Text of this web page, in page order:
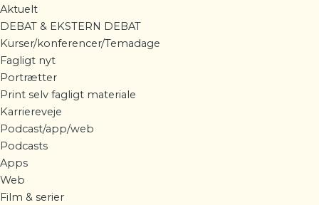
Aktuelt
DEBAT & EKSTERN DEBAT
Kurser/konferencer/Temadage
Fagligt nyt
Portrætter
Print selv fagligt materiale
Karriereveje
Podcast/app/web
Podcasts
Apps
Web
Film & serier